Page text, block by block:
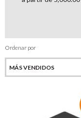
Ordenar por